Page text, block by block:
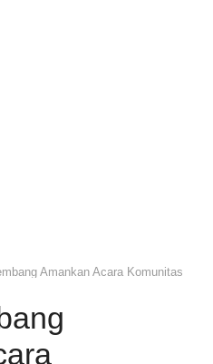
Amankan Acara Komunitas